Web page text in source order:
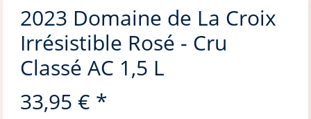
2023 Domaine de La Croix
Irrésistible Rosé - Cru
Classé AC 1,5 L
33,95 € *